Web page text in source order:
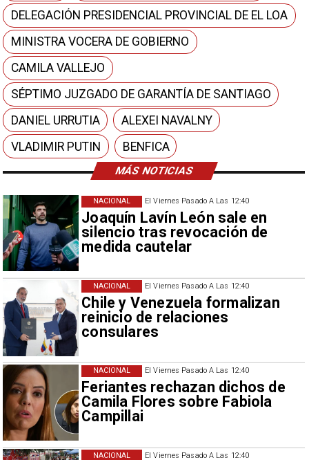
MÁS NOTICIAS
El Viernes Pasado A Las 12:40
Joaquín Lavín León sale en
silencio tras revocación de
medida cautelar
NACIONAL
El Viernes Pasado A Las 12:40
Chile y Venezuela formalizan
reinicio de relaciones
consulares
NACIONAL
El Viernes Pasado A Las 12:40
Feriantes rechazan dichos de
Camila Flores sobre Fabiola
Campillai
NACIONAL
El Viernes Pasado A Las 12:40
NACIONAL
DELEGACIÓN PRESIDENCIAL PROVINCIAL DE EL LOA
MINISTRA VOCERA DE GOBIERNO
CAMILA VALLEJO
SÉPTIMO JUZGADO DE GARANTÍA DE SANTIAGO
DANIEL URRUTIA
ALEXEI NAVALNY
VLADIMIR PUTIN
BENFICA